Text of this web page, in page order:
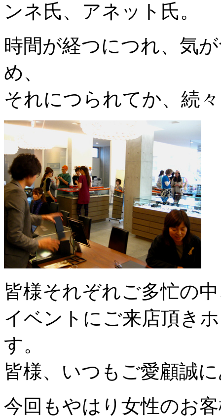
ンネ氏、アネット氏。
時間が経つにつれ、気
め、
それにつられてか、続
皆様それぞれご多忙の
イベントにご来店頂き
す。
皆様、いつもご愛顧誠
今回もやはり女性のお